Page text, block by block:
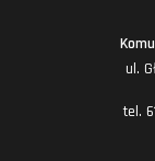
ul.
tel.